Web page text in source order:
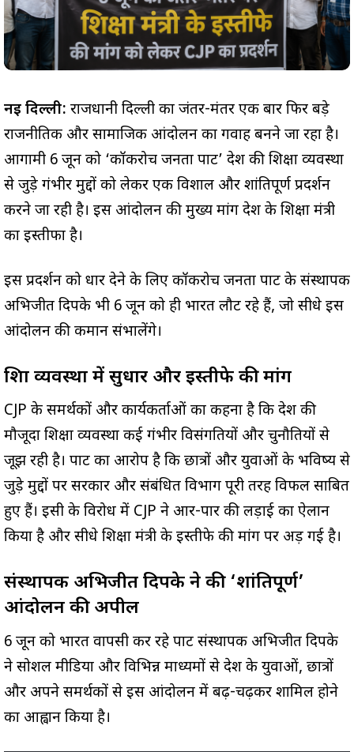
नई दिल्ली: राजधानी दिल्ली का जंतर-मंतर एक बार फिर बड़े
राजनीतिक और सामाजिक आंदोलन का गवाह बनने जा रहा है।
आगामी 6 जून को ‘कॉकरोच जनता पार्टी’ देश की शिक्षा व्यवस्था
से जुड़े गंभीर मुद्दों को लेकर एक विशाल और शांतिपूर्ण प्रदर्शन
करने जा रही है। इस आंदोलन की मुख्य मांग देश के शिक्षा मंत्री
का इस्तीफा है।
इस प्रदर्शन को धार देने के लिए कॉकरोच जनता पार्टी के संस्थापक
अभिजीत दिपके भी 6 जून को ही भारत लौट रहे हैं, जो सीधे इस
आंदोलन की कमान संभालेंगे।
शिक्षा व्यवस्था में सुधार और इस्तीफे की मांग
CJP के समर्थकों और कार्यकर्ताओं का कहना है कि देश की
मौजूदा शिक्षा व्यवस्था कई गंभीर विसंगतियों और चुनौतियों से
जूझ रही है। पार्टी का आरोप है कि छात्रों और युवाओं के भविष्य से
जुड़े मुद्दों पर सरकार और संबंधित विभाग पूरी तरह विफल साबित
हुए हैं। इसी के विरोध में CJP ने आर-पार की लड़ाई का ऐलान
किया है और सीधे शिक्षा मंत्री के इस्तीफे की मांग पर अड़ गई है।
संस्थापक अभिजीत दिपके ने की ‘शांतिपूर्ण’
आंदोलन की अपील
6 जून को भारत वापसी कर रहे पार्टी संस्थापक अभिजीत दिपके
ने सोशल मीडिया और विभिन्न माध्यमों से देश के युवाओं, छात्रों
और अपने समर्थकों से इस आंदोलन में बढ़-चढ़कर शामिल होने
का आह्वान किया है।